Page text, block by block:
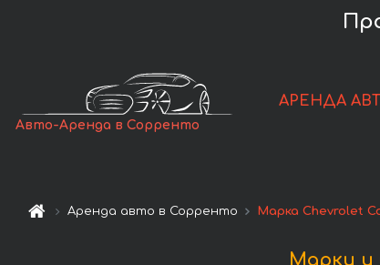
Авто-Аренда в Сорренто
АРЕНДА
Аренда авто в Сорренто Марка Chevrolet
Марки и